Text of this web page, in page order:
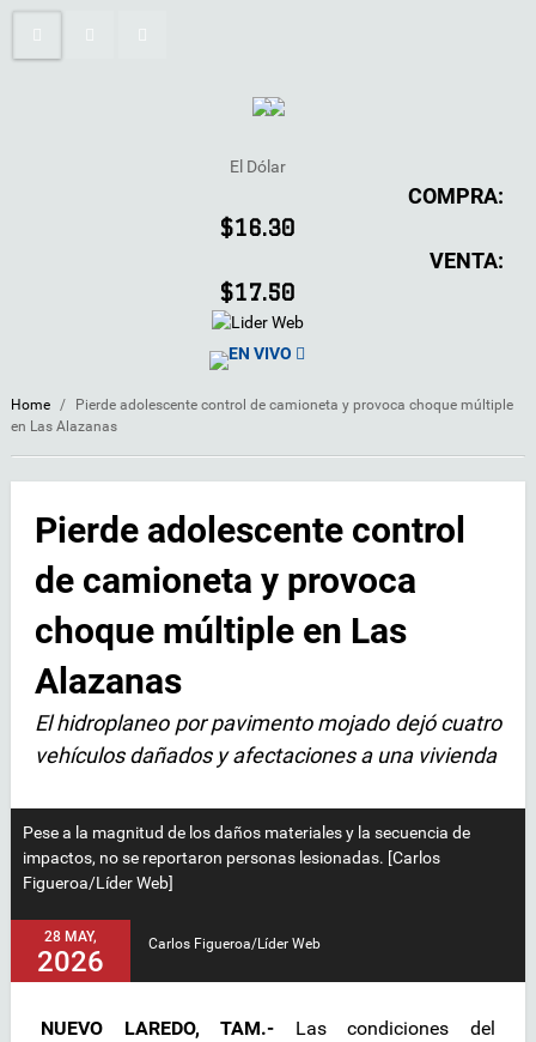
El Dólar
COMPRA:
$16.30
VENTA:
$17.50
EN VIVO
Home /
Pierde adolescente control de camioneta y provoca choque múltiple
en Las Alazanas
Pierde adolescente control
de camioneta y provoca
choque múltiple en Las
Alazanas
El hidroplaneo por pavimento mojado dejó cuatro
vehículos dañados y afectaciones a una vivienda
Pese a la magnitud de los daños materiales y la secuencia de
impactos, no se reportaron personas lesionadas. [Carlos
Figueroa/Líder Web]
28 MAY,
2026
Carlos Figueroa/Líder Web
NUEVO LAREDO, TAM.- Las condiciones del